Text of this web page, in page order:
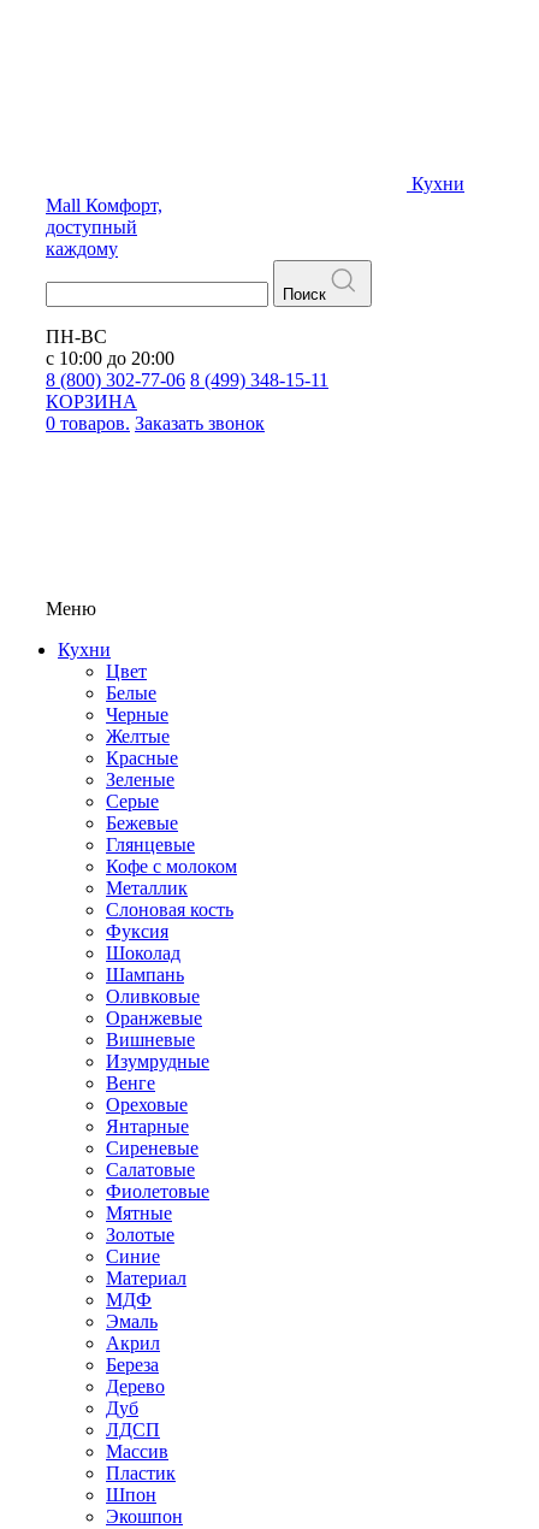
Кухни
Mall Комфорт,
доступный
каждому
Поиск
ПН-ВС
с 10:00 до 20:00
8 (800) 302-77-06 8 (499) 348-15-11
КОРЗИНА
0 товаров. Заказать звонок
Меню
Кухни
Цвет
Белые
Черные
Желтые
Красные
Зеленые
Серые
Бежевые
Глянцевые
Кофе с молоком
Металлик
Слоновая кость
Фуксия
Шоколад
Шампань
Оливковые
Оранжевые
Вишневые
Изумрудные
Венге
Ореховые
Янтарные
Сиреневые
Салатовые
Фиолетовые
Мятные
Золотые
Синие
Материал
МДФ
Эмаль
Акрил
Береза
Дерево
Дуб
ЛДСП
Массив
Пластик
Шпон
Экошпон